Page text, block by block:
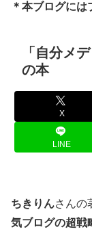
＊本ブログに
「自分メ
の本
X
LINE
ちきりんさんの
気ブログの超戦